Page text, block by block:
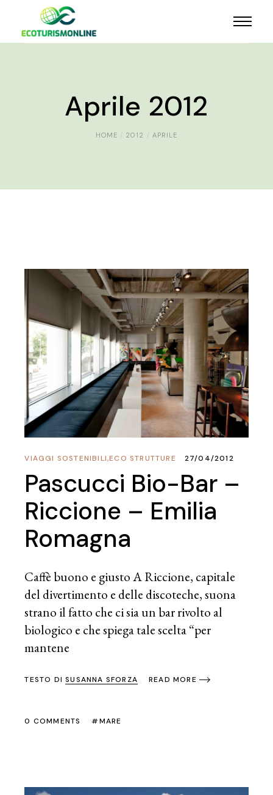
Aprile 2012
HOME 2012 APRILE
ECO STRUTTURE
,
VIAGGI SOSTENIBILI 27/04/2012
Pascucci Bio-Bar –
Riccione – Emilia
Romagna
Caffè buono e giusto A Riccione, capitale
del divertimento e delle discoteche, suona
strano il fatto che ci sia un bar rivolto al
biologico e che spiega tale scelta “per
mantene
TESTO DISUSANNA SFORZA READ MORE
0 COMMENTS MARE